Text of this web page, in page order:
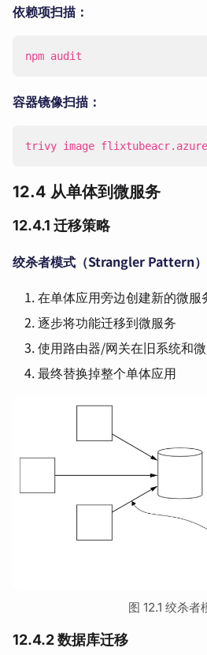
依赖项扫描：
npm audit
容器镜像扫描：
trivy image
12.4 从单体到微服务
12.4.1 迁移策略
绞杀者模式（Strangler Pattern）
在单体应用旁边创建新的微服
逐步将功能迁移到微服务
使用路由器/网关在旧系统和
最终替换掉整个单体应用
图 12.1 绞杀者
12.4.2 数据库迁移